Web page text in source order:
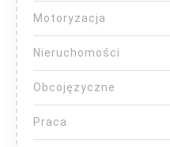
Motoryzacja
Nieruchomości
Obcojęzyczne
Praca